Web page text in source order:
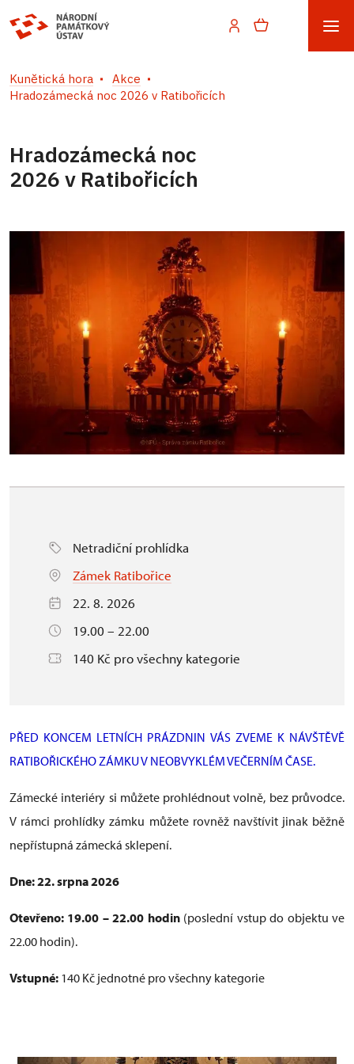
Kunětická hora
Akce
Hradozámecká noc 2026 v Ratibořicích
Hradozámecká noc
2026 v Ratibořicích
Netradiční prohlídka
Zámek Ratibořice
22. 8. 2026
19.00 – 22.00
140 Kč pro všechny kategorie
PŘED KONCEM LETNÍCH PRÁZDNIN VÁS ZVEME K NÁVŠTĚVĚ
RATIBOŘICKÉHO ZÁMKU V NEOBVYKLÉM VEČERNÍM ČASE.
Zámecké interiéry si můžete prohlédnout volně, bez průvodce.
V rámci prohlídky zámku můžete rovněž navštívit jinak běžně
nepřístupná zámecká sklepení.
Dne: 22. srpna 2026
Otevřeno: 19.00 – 22.00 hodin (poslední vstup do objektu ve
22.00 hodin).
Vstupné: 140 Kč jednotné pro všechny kategorie